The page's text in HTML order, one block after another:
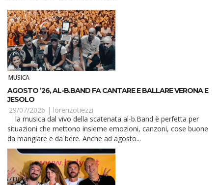
MUSICA
AGOSTO ’26, AL-B.BAND FA CANTARE E BALLARE VERONA E
JESOLO
29/07/2026 | lorenzotiezzi
situazioni che mettono insieme emozioni, canzoni, cose buone
da mangiare e da bere. Anche ad agosto...